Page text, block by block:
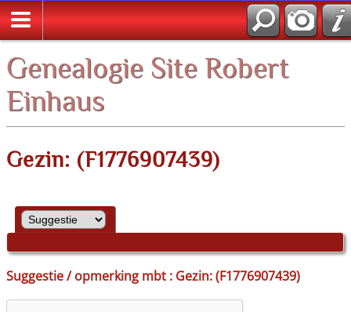
Genealogie Site Robert
Einhaus
Gezin: (F1776907439)
Suggestie / opmerking mbt : Gezin: (F1776907439)